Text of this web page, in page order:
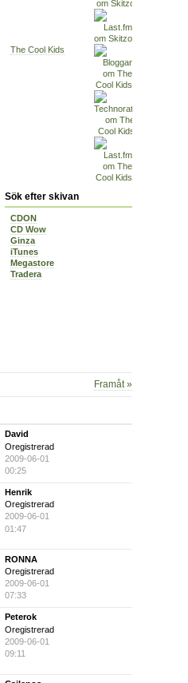
The Cool Kids
Sök efter skivan
CDON
CD Wow
Ginza
iTunes
Megastore
Tradera
Framåt »
David
Oregistrerad
2009-06-01
00:25
Henrik
Oregistrerad
2009-06-01
01:47
RONNA
Oregistrerad
2009-06-01
07:33
Peterok
Oregistrerad
2009-06-01
09:11